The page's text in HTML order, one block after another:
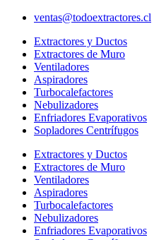
ventas@todoextractores.cl
Extractores y Ductos
Extractores de Muro
Ventiladores
Aspiradores
Turbocalefactores
Nebulizadores
Enfriadores Evaporativos
Sopladores Centrífugos
Extractores y Ductos
Extractores de Muro
Ventiladores
Aspiradores
Turbocalefactores
Nebulizadores
Enfriadores Evaporativos